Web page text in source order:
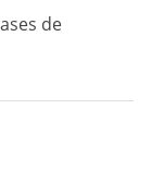
de